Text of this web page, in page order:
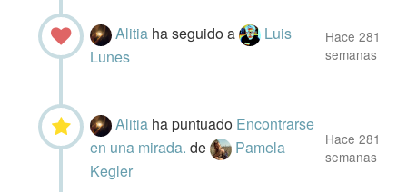
Alitia ha seguido a
Luis
Lunes
Hace 281
semanas
Alitia ha puntuado Encontrarse
en una mirada.de
Pamela
Kegler
Hace 281
semanas